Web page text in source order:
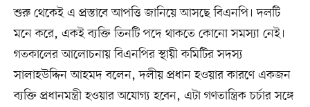
শুরু থেকেই এ প্রস্তাবে আপত্তি জানিয়ে আসছে বিএনপি। দলটি
মনে করে, একই ব্যক্তি তিনটি পদে থাকতে কোনো সমস্যা নেই।
গতকালের আলোচনায় বিএনপির স্থায়ী কমিটির সদস্য
সালাহউদ্দিন আহমদ বলেন, দলীয় প্রধান হওয়ার কারণে একজন
ব্যক্তি প্রধানমন্ত্রী হওয়ার অযোগ্য হবেন, এটা গণতান্ত্রিক চর্চার সঙ্গে